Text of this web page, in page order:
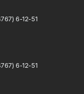
6-12-51
6-12-51